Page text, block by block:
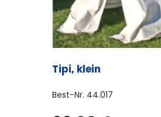
Tipi, klein
Best-Nr. 44.017